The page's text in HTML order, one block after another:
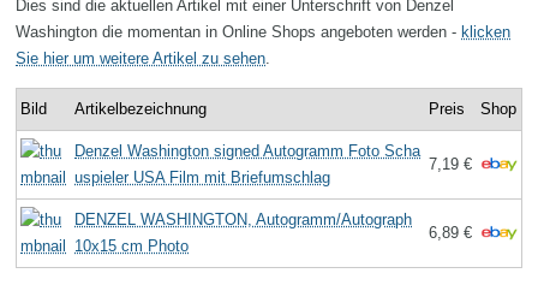
Dies sind die aktuellen Artikel mit einer Unterschrift von Denzel
Washington die momentan in Online Shops angeboten werden - klicken
Sie hier um weitere Artikel zu sehen
Bild Artikelbezeichnung Preis Shop
Denzel Washington signed Autogramm Foto Scha
uspieler USA Film mit Briefumschlag
7,19 €
DENZEL WASHINGTON, Autogramm/Autograph
10x15 cm Photo
6,89 €